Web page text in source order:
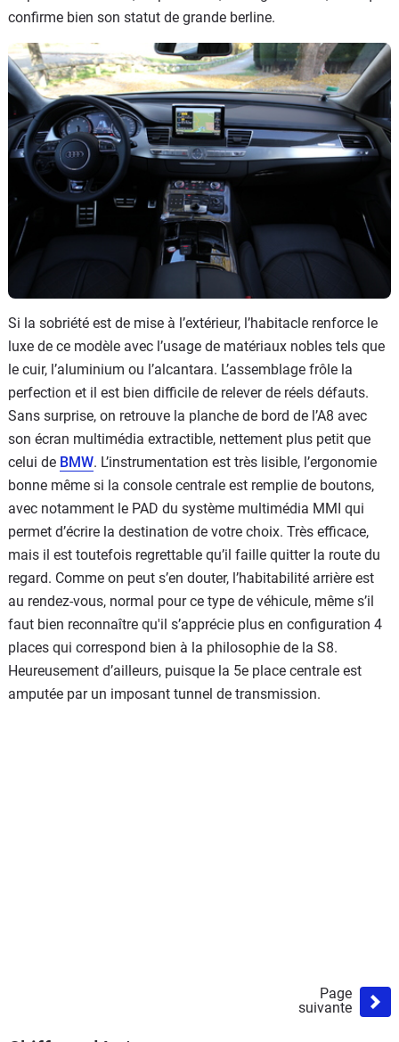
confirme bien son statut de grande berline.
Si la sobriété est de mise à l’extérieur, l’habitacle renforce le
luxe de ce modèle avec l’usage de matériaux nobles tels que
le cuir, l’aluminium ou l’alcantara. L’assemblage frôle la
perfection et il est bien difficile de relever de réels défauts.
Sans surprise, on retrouve la planche de bord de l’A8 avec
son écran multimédia extractible, nettement plus petit que
celui de BMW. L’instrumentation est très lisible, l’ergonomie
bonne même si la console centrale est remplie de boutons,
avec notamment le PAD du système multimédia MMI qui
permet d’écrire la destination de votre choix. Très efficace,
mais il est toutefois regrettable qu’il faille quitter la route du
regard. Comme on peut s’en douter, l’habitabilité arrière est
au rendez-vous, normal pour ce type de véhicule, même s’il
faut bien reconnaître qu'il s’apprécie plus en configuration 4
places qui correspond bien à la philosophie de la S8.
Heureusement d’ailleurs, puisque la 5e place centrale est
amputée par un imposant tunnel de transmission.
Page
suivante